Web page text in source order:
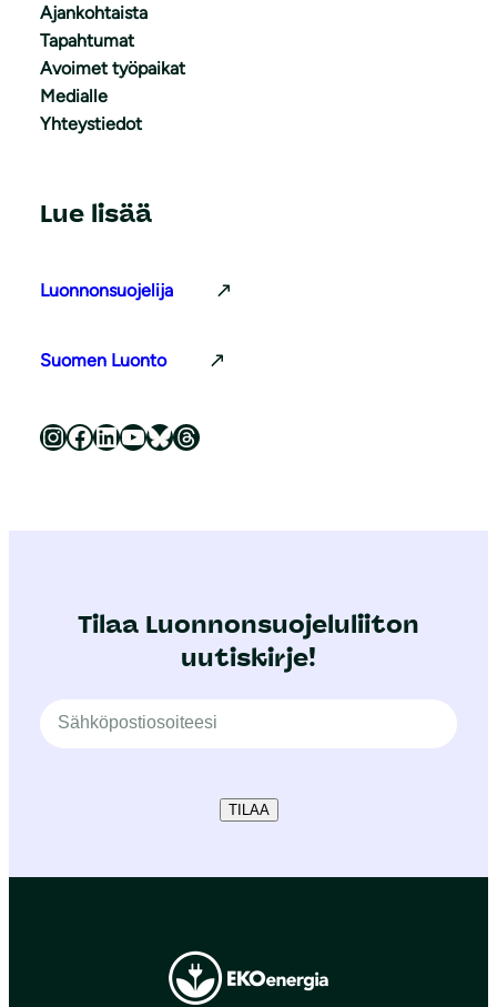
Ajankohtaista
Tapahtumat
Avoimet työpaikat
Medialle
Yhteystiedot
Lue lisää
Luonnonsuojelija
Suomen Luonto
Luonnonsuojeluliitto Instagramissa Luonnonsuojeluliitto Facebookissa Luonnonsuojeluliitto LinkedInissä Luonnonsuojeluliiton YouTube-kanava Luonnonsuojeluliitto Blueskyssa Luonnonsuojeluliitto Threadsissa
Tilaa Luonnonsuojeluliiton
uutiskirje!
TILAA